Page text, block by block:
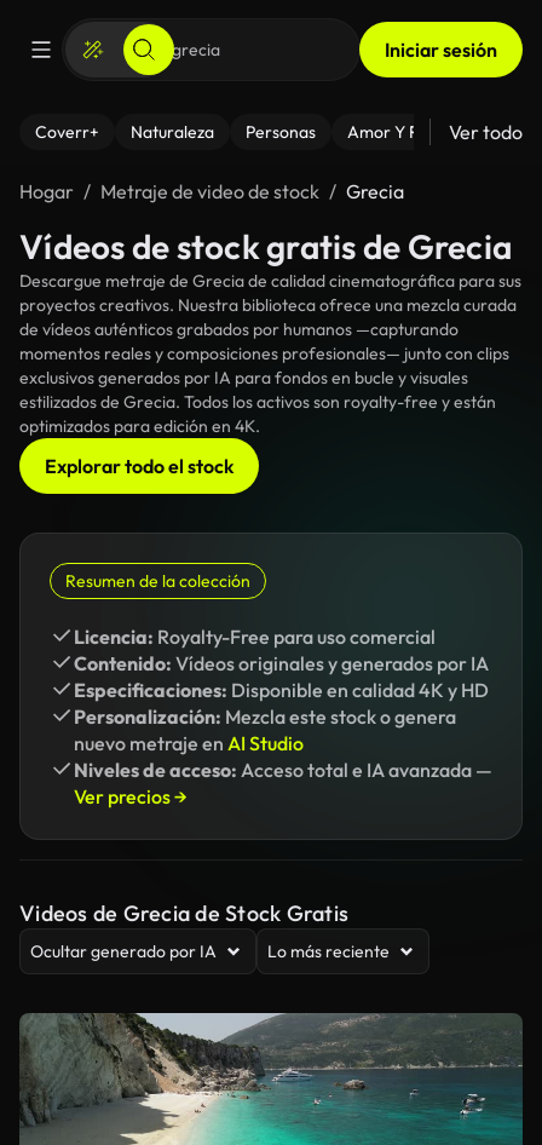
Iniciar sesión
Coverr+ Naturaleza Personas Amor Y Relaciones
Ver todo
Hogar Metraje de video de stock Grecia
Vídeos de stock gratis de Grecia
Descargue metraje de Grecia de calidad cinematográfica para sus
proyectos creativos. Nuestra biblioteca ofrece una mezcla curada
de vídeos auténticos grabados por humanos —capturando
momentos reales y composiciones profesionales— junto con clips
exclusivos generados por IA para fondos en bucle y visuales
estilizados de Grecia. Todos los activos son royalty-free y están
optimizados para edición en 4K.
Explorar todo el stock
Resumen de la colección
Licencia: Royalty-Free para uso comercial
Contenido: Vídeos originales y generados por IA
Especificaciones: Disponible en calidad 4K y HD
Personalización: Mezcla este stock o genera
nuevo metraje en AI Studio
Niveles de acceso: Acceso total e IA avanzada —
Ver precios →
Videos de Grecia de Stock Gratis
Ocultar generado por IA Lo más reciente